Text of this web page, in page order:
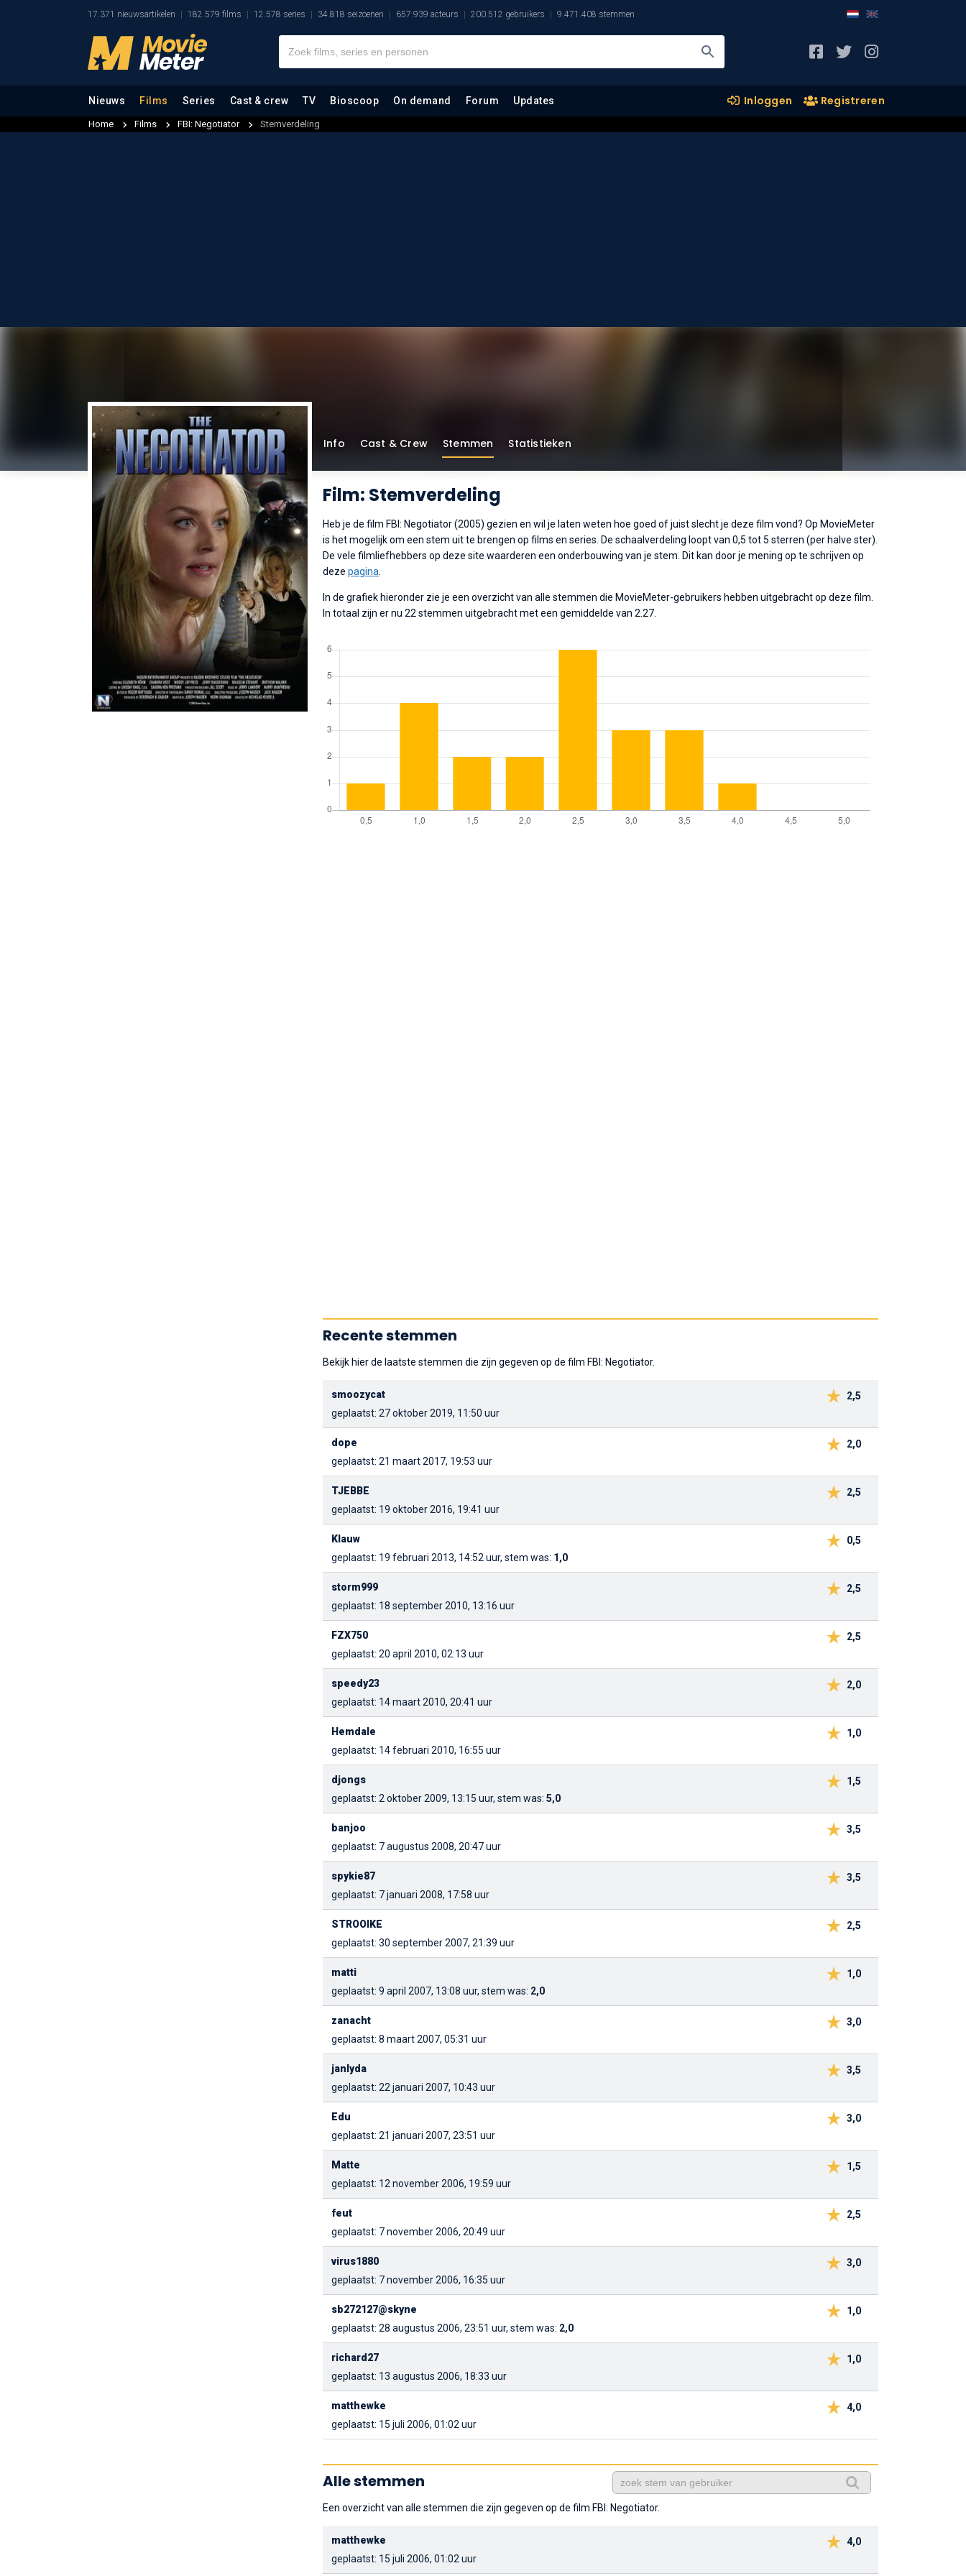
17.371 nieuwsartikelen 182.579 films 12.578 series 34.818 seizoenen 657.939 acteurs 200.512 gebruikers 9.471.408 stemmen
Nieuws Films Series Cast & crew TV Bioscoop On demand Forum Updates Inloggen Registreren
Home Films FBI: Negotiator Stemverdeling
Info Cast & Crew Stemmen Statistieken
Film: Stemverdeling
Heb je de film FBI: Negotiator (2005) gezien en wil je laten weten hoe goed of juist slecht je deze film vond? Op MovieMeter
is het mogelijk om een stem uit te brengen op films en series. De schaalverdeling loopt van 0,5 tot 5 sterren (per halve ster).
De vele filmliefhebbers op deze site waarderen een onderbouwing van je stem. Dit kan door je mening op te schrijven op
deze pagina
In de grafiek hieronder zie je een overzicht van alle stemmen die MovieMeter-gebruikers hebben uitgebracht op deze film.
In totaal zijn er nu 22 stemmen uitgebracht met een gemiddelde van 2.27.
Recente stemmen
Bekijk hier de laatste stemmen die zijn gegeven op de film FBI: Negotiator.
2,5
smoozycat
geplaatst: 27 oktober 2019, 11:50 uur
2,0
dope
geplaatst: 21 maart 2017, 19:53 uur
2,5
TJEBBE
geplaatst: 19 oktober 2016, 19:41 uur
0,5
Klauw
geplaatst: 19 februari 2013, 14:52 uur, stem was: 1,0
2,5
storm999
geplaatst: 18 september 2010, 13:16 uur
2,5
FZX750
geplaatst: 20 april 2010, 02:13 uur
2,0
speedy23
geplaatst: 14 maart 2010, 20:41 uur
1,0
Hemdale
geplaatst: 14 februari 2010, 16:55 uur
1,5
djongs
geplaatst: 2 oktober 2009, 13:15 uur, stem was: 5,0
3,5
banjoo
geplaatst: 7 augustus 2008, 20:47 uur
3,5
spykie87
geplaatst: 7 januari 2008, 17:58 uur
2,5
STROOIKE
geplaatst: 30 september 2007, 21:39 uur
1,0
matti
geplaatst: 9 april 2007, 13:08 uur, stem was: 2,0
3,0
zanacht
geplaatst: 8 maart 2007, 05:31 uur
3,5
janlyda
geplaatst: 22 januari 2007, 10:43 uur
3,0
Edu
geplaatst: 21 januari 2007, 23:51 uur
1,5
Matte
geplaatst: 12 november 2006, 19:59 uur
2,5
feut
geplaatst: 7 november 2006, 20:49 uur
3,0
virus1880
geplaatst: 7 november 2006, 16:35 uur
1,0
sb272127@skyne
geplaatst: 28 augustus 2006, 23:51 uur, stem was: 2,0
1,0
richard27
geplaatst: 13 augustus 2006, 18:33 uur
4,0
matthewke
geplaatst: 15 juli 2006, 01:02 uur
Alle stemmen
Een overzicht van alle stemmen die zijn gegeven op de film FBI: Negotiator.
4,0
matthewke
geplaatst: 15 juli 2006, 01:02 uur